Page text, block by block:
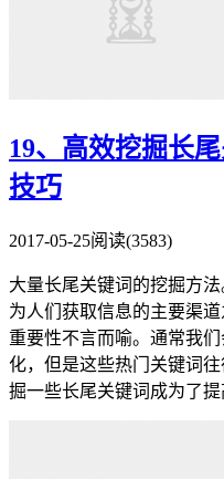
19、高效挖掘长
技巧
2017-05-25阅读(3583)
大量长尾关键词的挖掘方
为人们获取信息的主要渠
重要性不言而喻。通常我
化，但是这些热门关键词
掘一些长尾关键词成为了提